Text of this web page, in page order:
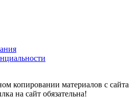
копировании материалов с сайта
на сайт обязательна!